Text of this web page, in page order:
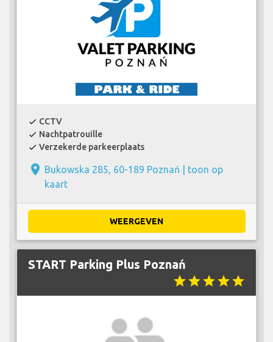
check CCTV
check Nachtpatrouille
check Verzekerde parkeerplaats
place Bukowska 285, 60-189 Poznań | toon op
kaart
WEERGEVEN
START Parking Plus Poznań
starstarstarstarstar